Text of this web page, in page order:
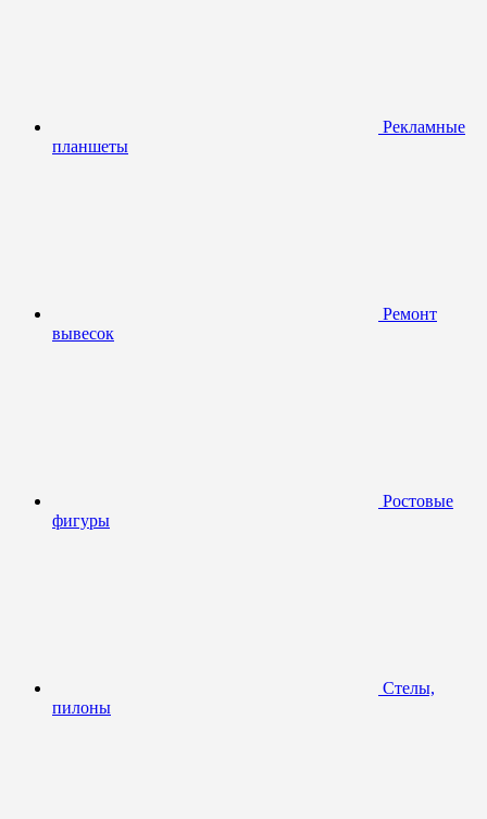
Рекламные
планшеты
Ремонт
вывесок
Ростовые
фигуры
Стелы,
пилоны